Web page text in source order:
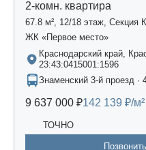
2-комн. квартира
67.8 м², 12/18 этаж, Секция
ЖК «Первое место»
Краснодарский край,
23:43:0415001:1596
Знаменский 3-й проезд ·
9 637 000 ₽142 139 ₽/м²
ТОЧНО